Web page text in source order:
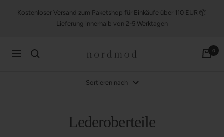
Kostenloser Versand zum Paketshop für Einkäufe über 110 EUR 📦
Lieferung innerhalb von 2-5 Werktagen
Navigation nordmod 0
Sortieren nach
Lederoberteile